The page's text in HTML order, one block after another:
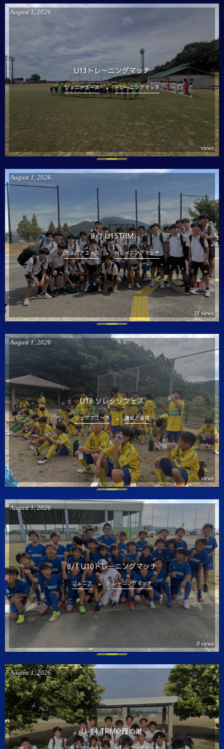
U13トレーニングマッチ
August 1 2026
ジュニアユース トレーニングマッチ
views
8/1 U15TRM
August 1 2026
ジュニアユース トレーニングマッチ
31 views
U13 ソレッソフェス
August 1, 2026
ジュニアユース 遠征 合宿
views
8/1 U10トレーニングマッチ
August 1,2026
ジュニア トレーニングマッチ
0 views
U-14 TRM@雁の巣
August 1,2026